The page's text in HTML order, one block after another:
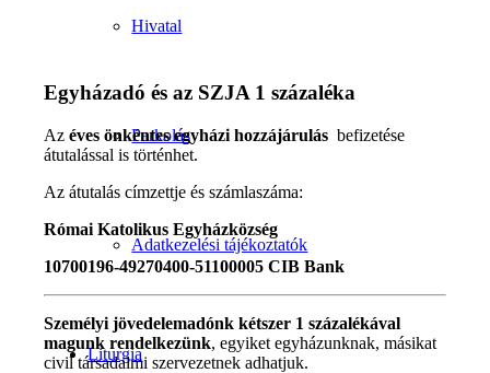
Hivatal
Parkolás
Adatkezelési tájékoztatók
Liturgia
Egyházadó és az SZJA 1 százaléka
Azéves önkéntes egyházi hozzájárulás befizetése
átutalással is történhet.
Az átutalás címzettje és számlaszáma:
Római Katolikus Egyházközség
10700196-49270400-51100005 CIB Bank
Személyi jövedelemadónk kétszer 1 százalékával
magunk rendelkezünk, egyiket egyházunknak, másikat
civil társadalmi szervezetnek adhatjuk.